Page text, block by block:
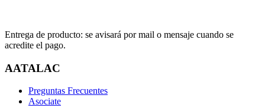
Entrega de producto: se avisará por mail o mensaje cuando se
acredite el pago.
AATALAC
Preguntas Frecuentes
Asociate